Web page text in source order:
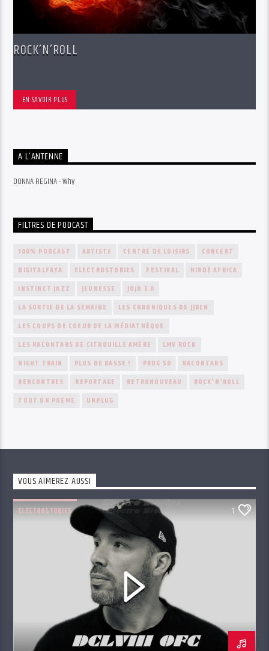
ROCK’N’ROLL
EN SAVOIR PLUS
A L’ANTENNE
DONNA REGINA - Why
FILTRES DE PODCAST
100% PODCAST ARTISTE CENTRE DE LOISIRS
CONCERT
DIGITALFAYA
ELECTROSTORIES FESTIVAL
HIRDÉ AFRICA
INSTINCT JAZZ
JEUNESSE
JOJO 3.0
LA SORTIE DE LA SEMAINE
LES CHRONIQUES DE JJBEN
LES COUPS DE COEUR DE LA MÉDIATHÈQUE
LES RACONTARS DE CITROUILLE AMÈRE
LMV ROCK
NIGHT TRAIN
PLUS DE BASSE ! PROG 50
RACONTARS
RENCONTRES
REPORTAGE RETRONOUVEAU
ROCK'N'ROLL
TOUT UN POÈME
UNPLUG
VOUS AIMEREZ AUSSI
ELECTROSTORIES 1